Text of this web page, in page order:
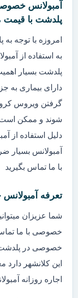
آمبولانس
پلدشت با
امروزه با توجه به
به استفاده از
پلدشت بسیار
دارای بیماری به
گرفتن ویروس
شوند و ممکن است
دلیل استفاده از
آمبولانس بسیار
با ما تماس بگیرید
تعرفه
شما عزیزان
خصوصی با ما تماس
خصوصی در پلدشت
این کلانشهر دارد
اجاره روزانه